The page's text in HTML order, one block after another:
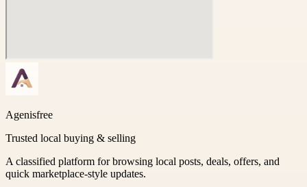
Agenisfree
Trusted local buying & selling
A classified platform for browsing local posts, deals, offers, and
quick marketplace-style updates.